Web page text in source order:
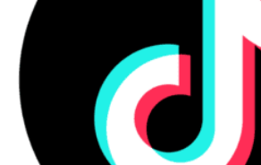
được thiết kế để tiết kiệm năng
các tính năng tiết kiệm mực, chế
và chế độ chờ tự động. Điều này
và tiết kiệm chi phí vận hành.
Kết nối mạng và chia sẻ in
thường đi kèm với khả năng kết
kết nối và chia sẻ in ấn thông
Wi-Fi.